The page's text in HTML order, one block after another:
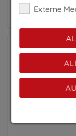
Externe